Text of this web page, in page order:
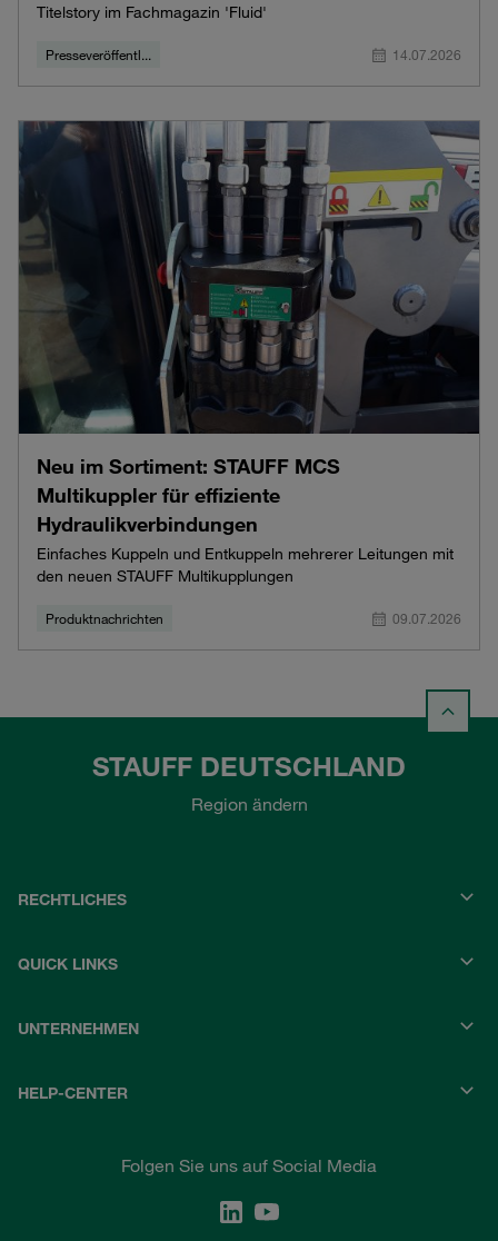
Titelstory im Fachmagazin 'Fluid'
Presseveröffentl... 14.07.2026
Neu im Sortiment: STAUFF MCS
Multikuppler für effiziente
Hydraulikverbindungen
Einfaches Kuppeln und Entkuppeln mehrerer Leitungen mit
den neuen STAUFF Multikupplungen
Produktnachrichten 09.07.2026
STAUFF DEUTSCHLAND
Region ändern
RECHTLICHES
QUICK LINKS
UNTERNEHMEN
HELP-CENTER
Folgen Sie uns auf Social Media